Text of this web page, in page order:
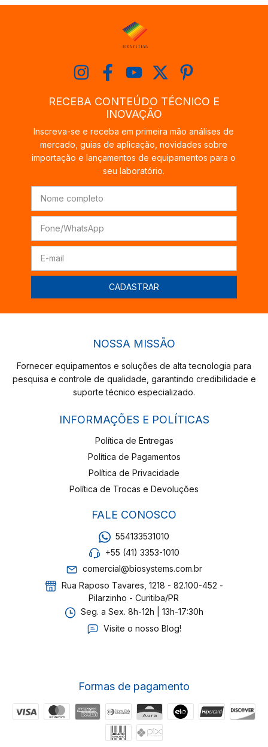
RECEBA CONTEÚDO TÉCNICO E
INOVAÇÃO
Inscreva-se e receba em primeira mão análises de
mercado, guias de aplicação, novidades sobre
importação e lançamentos de equipamentos para o
seu laboratório.
NOSSA MISSÃO
Fornecer equipamentos e soluções de alta tecnologia para
pesquisa e controle de qualidade, garantindo credibilidade e
suporte técnico especializado.
INFORMAÇÕES E POLÍTICAS
Política de Entregas
Política de Pagamentos
Política de Privacidade
Política de Trocas e Devoluções
FALE CONOSCO
554133531010
+55 (41) 3353-1010
comercial@biosystems.com.br
Rua Raposo Tavares, 1218 - 82.100-452 -
Pilarzinho - Curitiba/PR
Seg. a Sex. 8h-12h | 13h-17:30h
Visite o nosso Blog!
Formas de pagamento